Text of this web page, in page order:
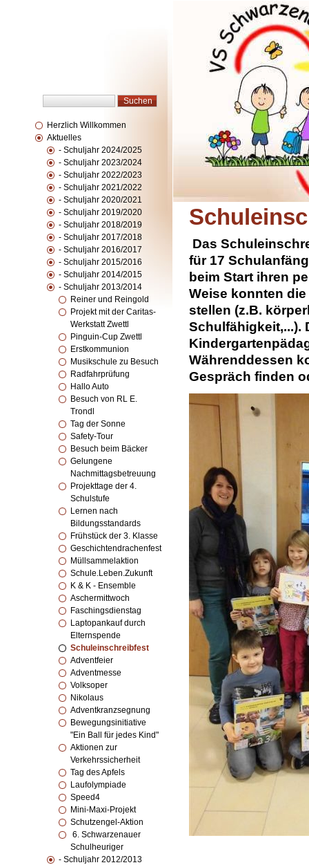
Herzlich Willkommen
Aktuelles
- Schuljahr 2024/2025
- Schuljahr 2023/2024
- Schuljahr 2022/2023
- Schuljahr 2021/2022
- Schuljahr 2020/2021
- Schuljahr 2019/2020
- Schuljahr 2018/2019
- Schuljahr 2017/2018
- Schuljahr 2016/2017
- Schuljahr 2015/2016
- Schuljahr 2014/2015
- Schuljahr 2013/2014
Reiner und Reingold
Projekt mit der Caritas-
Werkstatt Zwettl
Pinguin-Cup Zwettl
Erstkommunion
Musikschule zu Besuch
Radfahrprüfung
Hallo Auto
Besuch von RL E.
Trondl
Tag der Sonne
Safety-Tour
Besuch beim Bäcker
Gelungene
Nachmittagsbetreuung
Projekttage der 4.
Schulstufe
Lernen nach
Bildungsstandards
Frühstück der 3. Klasse
Geschichtendrachenfest
Müllsammelaktion
Schule.Leben.Zukunft
K & K - Ensemble
Aschermittwoch
Faschingsdienstag
Laptopankauf durch
Elternspende
Schuleinschreibfest
Adventfeier
Adventmesse
Volksoper
Nikolaus
Adventkranzsegnung
Bewegungsinitiative
"Ein Ball für jedes Kind"
Aktionen zur
Verkehrssicherheit
Tag des Apfels
Laufolympiade
Speed4
Mini-Maxi-Projekt
Schutzengel-Aktion
6. Schwarzenauer
Schulheuriger
- Schuljahr 2012/2013
Das
für 17
beim Start ihren
Weise konnten
stellen (z.B.
Schulfähigkeit,...).
Währenddessen
Gespräch finden